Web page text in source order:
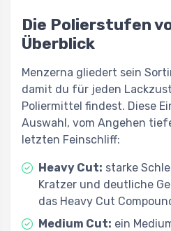
Die Polierstufen
Überblick
Menzerna gliedert sein
damit du für jeden
Poliermittel findest. Diese
Auswahl, vom Angehen
letzten Feinschliff:
Heavy Cut: starke
Kratzer und deutliche
das Heavy Cut
Medium Cut: ein